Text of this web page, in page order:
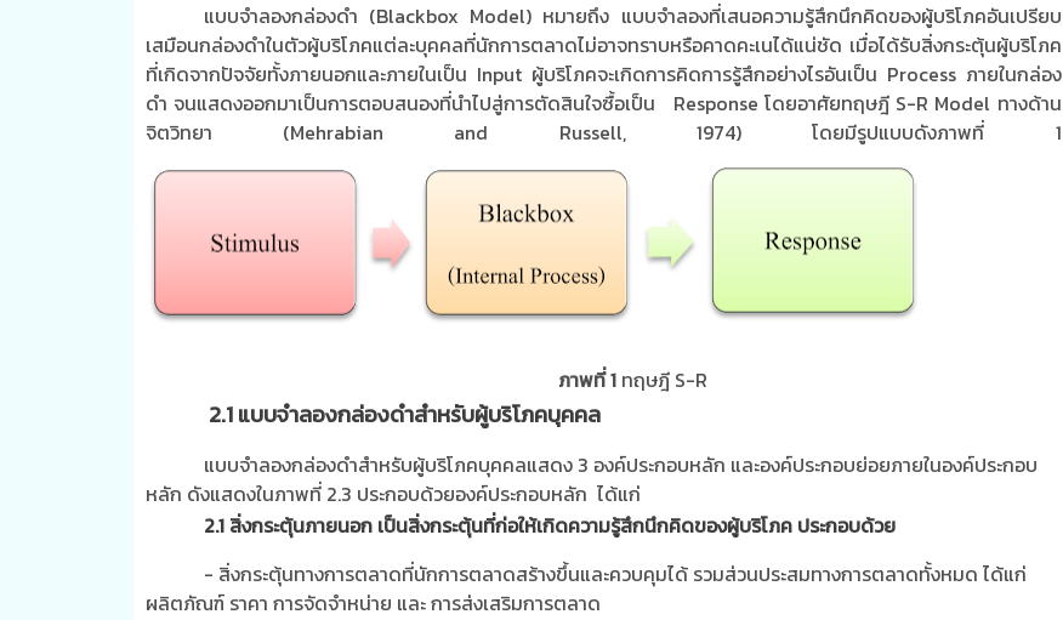
แบบจำลองกล่องดำ (Blackbox Model) หมายถึง แบบจำลองที่เสนอความรู้สึกนึกคิดของผู้บริโภคอันเปรียบ
เสมือนกล่องดำในตัวผู้บริโภคแต่ละบุคคลที่นักการตลาดไม่อาจทราบหรือคาดคะเนได้แน่ชัด เมื่อได้รับสิ่งกระตุ้นผู้บริโภค
ที่เกิดจากปัจจัยทั้งภายนอกและภายในเป็น Input ผู้บริโภคจะเกิดการคิดการรู้สึกอย่างไรอันเป็น Process ภายในกล่อง
ดำ จนแสดงออกมาเป็นการตอบสนองที่นำไปสู่การตัดสินใจซื้อเป็น Responseโดยอาศัยทฤษฎี S-R Model ทางด้าน
จิตวิทยา (Mehrabian and Russell, 1974)โดยมีรูปแบบดังภาพที่ 1
ภาพที่ 1 ทฤษฎี S-R
2.1 แบบจำลองกล่องดำสำหรับผู้บริโภคบุคคล
แบบจำลองกล่องดำสำหรับผู้บริโภคบุคคลแสดง 3 องค์ประกอบหลัก และองค์ประกอบย่อยภายในองค์ประกอบ
หลัก ดังแสดงในภาพที่ 2.3 ประกอบด้วยองค์ประกอบหลัก ได้แก่
2.1 สิ่งกระตุ้นภายนอก เป็นสิ่งกระตุ้นที่ก่อให้เกิดความรู้สึกนึกคิดของผู้บริโภค ประกอบด้วย
- สิ่งกระตุ้นทางการตลาดที่นักการตลาดสร้างขึ้นและควบคุมได้ รวมส่วนประสมทางการตลาดทั้งหมด ได้แก่
ผลิตภัณฑ์ ราคา การจัดจำหน่าย และ การส่งเสริมการตลาด